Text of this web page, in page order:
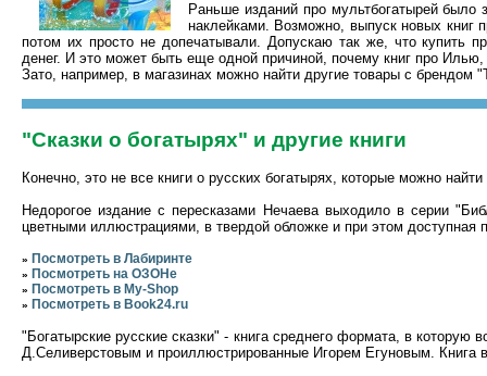
Раньше изданий про мультбогатырей
наклейками. Возможно, выпуск новых книг
потом их просто не допечатывали. Допускаю так же, что купить
денег. И это может быть еще одной причиной, почему книг про
Зато, например, в магазинах можно найти другие товары с брендом
"Сказки о богатырях" и другие книги
Конечно, это не все книги о русских богатырях, которые можно
Недорогое издание с пересказами Нечаева выходило в серии
цветными иллюстрациями, в твердой обложке и при этом доступная
» Посмотреть в Лабиринте
» Посмотреть на ОЗОНе
» Посмотреть в My-Shop
» Посмотреть в Book24.ru
"Богатырские русские сказки" - книга среднего формата, в
Д.Селиверстовым и проиллюстрированные Игорем Егуновым. Книга